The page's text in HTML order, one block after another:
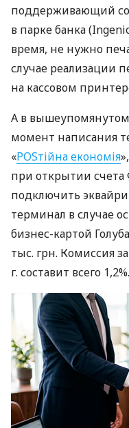
поддерживающий
в парке банка
время, не нужно
случае реализации
на кассовом
А в
момент написания
«POSтійна економія
при открытии
подключить
терминал в случае
бизнес-картой
тыс. грн. Комиссия
г. составит всего 1,2%.